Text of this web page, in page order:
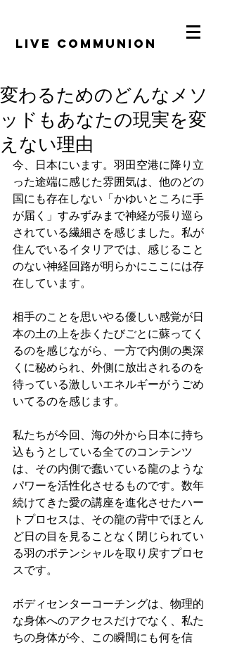
​LiVE COMMUNION
変わるためのどんなメソ
ッドもあなたの現実を変
えない理由
今、日本にいます。羽田空港に降り立
った途端に感じた雰囲気は、他のどの
国にも存在しない「かゆいところに手
が届く」すみずみまで神経が張り巡ら
されている繊細さを感じました。私が
住んでいるイタリアでは、感じること
のない神経回路が明らかにここには存
在しています。
相手のことを思いやる優しい感覚が日
本の土の上を歩くたびごとに蘇ってく
るのを感じながら、一方で内側の奥深
くに秘められ、外側に放出されるのを
待っている激しいエネルギーがうごめ
いてるのを感じます。
私たちが今回、海の外から日本に持ち
込もうとしている全てのコンテンツ
は、その内側で蠢いている龍のような
パワーを活性化させるものです。数年
続けてきた愛の講座を進化させたハー
トプロセスは、その龍の背中でほとん
ど日の目を見ることなく閉じられてい
る羽のポテンシャルを取り戻すプロセ
スです。
ボディセンターコーチングは、物理的
な身体へのアクセスだけでなく、私た
ちの身体が今、この瞬間にも何を信